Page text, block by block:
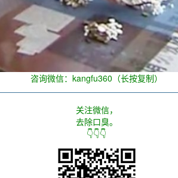
咨询微信：kangfu360（长按复制）
关注微信，
去除口臭。
👇👇👇